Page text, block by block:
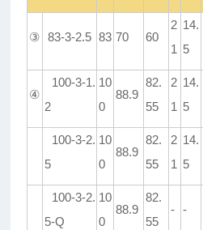
③ 83-3-2.5 83 70 60
2
1
14.
5
④
100-3-1.
2
10
0
88.9
82.
55
2
1
14.
5
100-3-2.
5
10
0
88.9
82.
55
2
1
14.
5
100-3-2.
5-Q
10
0
88.9
82.
55
- -